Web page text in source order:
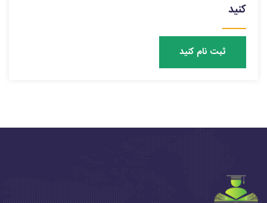
کنید
ثبت نام کنید